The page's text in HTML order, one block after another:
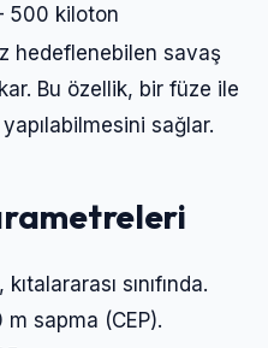
500 kiloton
hedeflenebilen savaş
Bu özellik, bir füze ile
sağlar.
sınıfında.
m sapma (CEP).